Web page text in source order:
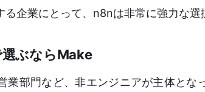
企業にとって、n8nは非常に強力な選
選ぶならMake
業部門など、非エンジニアが主体とな